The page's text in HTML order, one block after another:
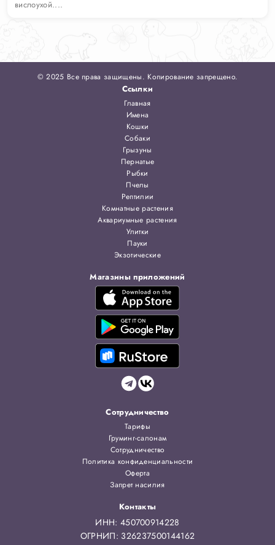
вислоухой....
© 2025 Все права защищены. Копирование запрещено.
Ссылки
Главная
Имена
Кошки
Собаки
Грызуны
Пернатые
Рыбки
Пчелы
Рептилии
Комнатные растения
Аквариумные растения
Улитки
Пауки
Экзотические
Магазины приложений
Сотрудничество
Тарифы
Груминг-салонам
Сотрудничество
Политика конфиденциальности
Оферта
Запрет насилия
Контакты
ИНН: 450700914228
ОГРНИП: 326237500144162